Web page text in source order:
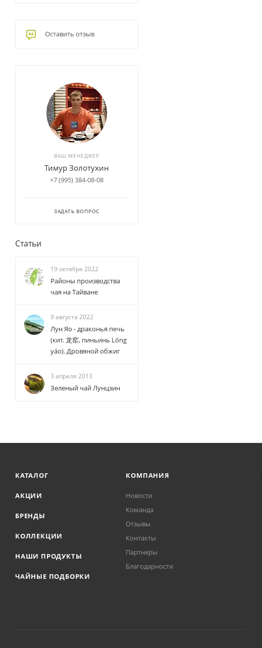
Оставить отзыв
ВАШ МЕНЕДЖЕР
Тимур Золотухин
+7 (995) 384-08-08
ЗАДАТЬ ВОПРОС
Статьи
19 октября 2022
Районы производства
чая на Тайване
9 августа 2022
Лун Яо - драконья печь
(кит. 龙窑, пиньинь Lóng
yáo). Дровяной обжиг
3 апреля 2013
Зеленый чай Лунцзин
КАТАЛОГ
АКЦИИ
БРЕНДЫ
КОЛЛЕКЦИИ
НАШИ ПРОДУКТЫ
ЧАЙНЫЕ ПОДБОРКИ
КОМПАНИЯ
Новости
Команда
Отзывы
Контакты
Партнеры
Благодарности